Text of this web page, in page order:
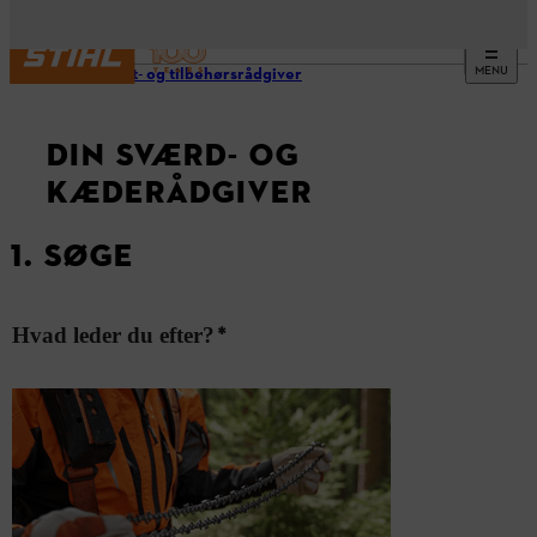
MENU
Produkt- og tilbehørsrådgiver
DIN SVÆRD- OG
KÆDERÅDGIVER
1. SØGE
Hvad leder du efter? *